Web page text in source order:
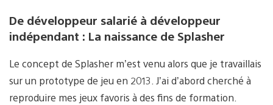
De développeur salarié à développeur
indépendant : La naissance de Splasher
Le concept de Splasher m’est venu alors que je travaillais
sur un prototype de jeu en 2013. J’ai d’abord cherché à
reproduire mes jeux favoris à des fins de formation.